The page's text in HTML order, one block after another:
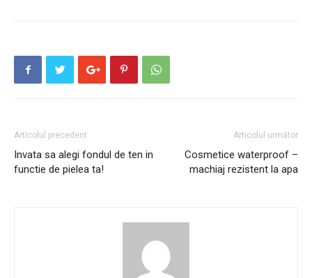
Articolul precedent
Invata sa alegi fondul de ten in
functie de pielea ta!
Articolul următor
Cosmetice waterproof –
machiaj rezistent la apa